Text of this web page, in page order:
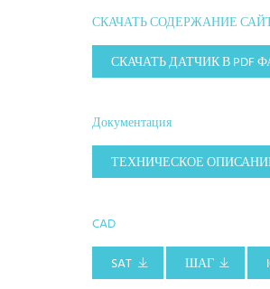
СКАЧАТЬ СОДЕРЖАНИЕ
СКАЧАТЬ ДАТЧИК В PDF
Документация
ТЕХНИЧЕСКОЕ
CAD
SAT
ШАГ